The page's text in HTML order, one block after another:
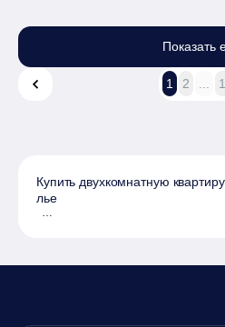
Показать
1 2 ...
Купить двухкомнатную
лье
мфортной жизни или инвестиций.